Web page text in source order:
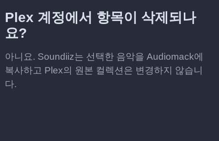
Plex 계정에서 항목이 삭제되나
요?
아니요. Soundiiz는 선택한 음악을 Audiomack에
복사하고 Plex의 원본 컬렉션은 변경하지 않습니
다.